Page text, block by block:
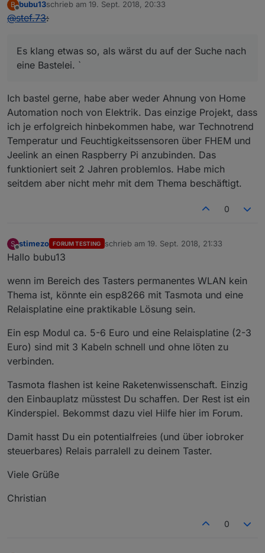
B
Offline
bubu13schrieb am 19. Sept. 2018, 20:33
zuletzt editiert von
@stef.73:
Es klang etwas so, als wärst du auf der Suche nach
eine Bastelei. `
Ich bastel gerne, habe aber weder Ahnung von Home
Automation noch von Elektrik. Das einzige Projekt, dass
ich je erfolgreich hinbekommen habe, war Technotrend
Temperatur und Feuchtigkeitssensoren über FHEM und
Jeelink an einen Raspberry Pi anzubinden. Das
funktioniert seit 2 Jahren problemlos. Habe mich
seitdem aber nicht mehr mit dem Thema beschäftigt.
0
S
Offline
stimezo FORUM TESTING schrieb am 19. Sept. 2018, 21:33
zuletzt editiert von
Hallo bubu13
wenn im Bereich des Tasters permanentes WLAN kein
Thema ist, könnte ein esp8266 mit Tasmota und eine
Relaisplatine eine praktikable Lösung sein.
Ein esp Modul ca. 5-6 Euro und eine Relaisplatine (2-3
Euro) sind mit 3 Kabeln schnell und ohne löten zu
verbinden.
Tasmota flashen ist keine Raketenwissenschaft. Einzig
den Einbauplatz müsstest Du schaffen. Der Rest ist ein
Kinderspiel. Bekommst dazu viel Hilfe hier im Forum.
Damit hasst Du ein potentialfreies (und über iobroker
steuerbares) Relais parralell zu deinem Taster.
Viele Grüße
Christian
0